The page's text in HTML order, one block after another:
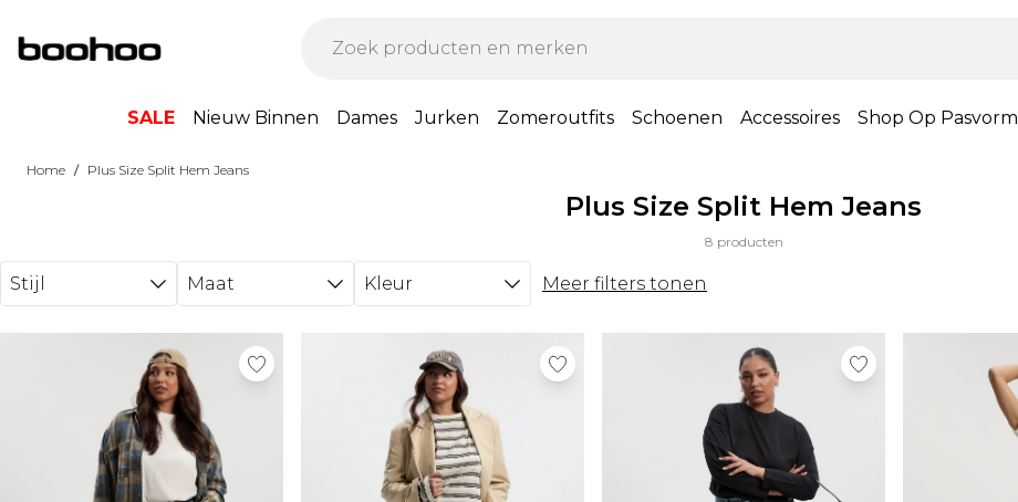
SALE Nieuw Binnen Dames Jurken Zomeroutfits Schoenen Accessoires Shop Op Pasvorm
Home / Plus Size Split Hem Jeans
Plus Size Split Hem Jeans
8 producten
Stijl Maat Kleur
Meer filters tonen